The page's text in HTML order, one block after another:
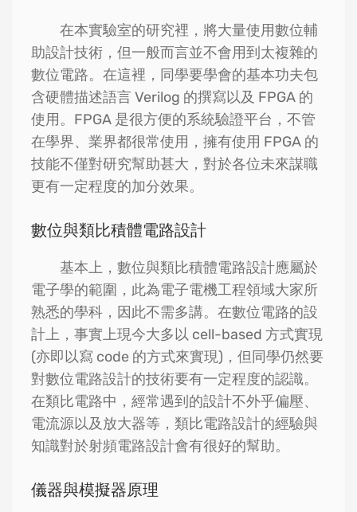
在本實驗室的研究裡，將大量使用數位輔
助設計技術，但一般而言並不會用到太複雜的
數位電路。在這裡，同學要學會的基本功夫包
含硬體描述語言 Verilog 的撰寫以及 FPGA 的
使用。FPGA 是很方便的系統驗證平台，不管
在學界、業界都很常使用，擁有使用 FPGA 的
技能不僅對研究幫助甚大，對於各位未來謀職
更有一定程度的加分效果。
數位與類比積體電路設計
基本上，數位與類比積體電路設計應屬於
電子學的範圍，此為電子電機工程領域大家所
熟悉的學科，因此不需多講。在數位電路的設
計上，事實上現今大多以 cell-based 方式實現
(亦即以寫 code 的方式來實現)，但同學仍然要
對數位電路設計的技術要有一定程度的認識。
在類比電路中，經常遇到的設計不外乎偏壓、
電流源以及放大器等，類比電路設計的經驗與
知識對於射頻電路設計會有很好的幫助。
儀器與模擬器原理